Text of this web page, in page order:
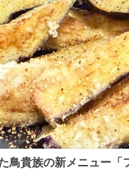
鳥貴族の新メニュー「